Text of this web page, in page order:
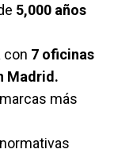
5,000 años
con 7 oficinas
Madrid.
más